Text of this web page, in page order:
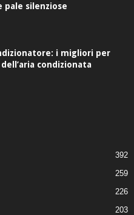
pale silenziose
i migliori per
condizionata
392
259
226
203